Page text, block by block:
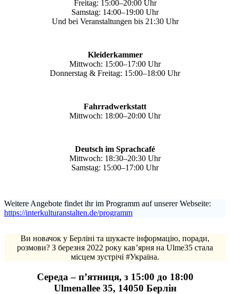
Freitag: 15:00–20:00 Uhr
Samstag: 14:00–19:00 Uhr
Und bei Veranstaltungen bis 21:30 Uhr
Kleiderkammer
Mittwoch: 15:00–17:00 Uhr
Donnerstag & Freitag: 15:00–18:00 Uhr
Fahrradwerkstatt
Mittwoch: 18:00–20:00 Uhr
Deutsch im Sprachcafé
Mittwoch: 18:30–20:30 Uhr
Samstag: 15:00–17:00 Uhr
Weitere Angebote findet ihr im Programm auf unserer Webseite:
https://interkulturanstalten.de/programm
Ви новачок у Берліні та шукаєте інформацію, поради,
розмови? З березня 2022 року кав’ярня на Ulme35 стала
місцем зустрічі #Україна.
Середа – п’ятниця, з 15:00 до 18:00
Ulmenallee 35, 14050 Берлін